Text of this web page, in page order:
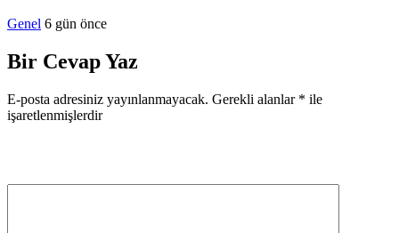
Genel 6 gün önce
Bir Cevap Yaz
E-posta adresiniz yayınlanmayacak. Gerekli alanlar * ile
işaretlenmişlerdir